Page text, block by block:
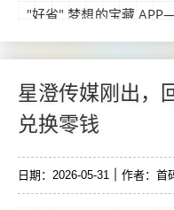
"好省" 梦想的宝藏
红卷！无论是日常网
钱，还是想利用碎片时
职薅羊毛，小红卷都能
的需求。...
星澄传媒刚出，
兑换零钱
日期：2026-05-31 作者：首